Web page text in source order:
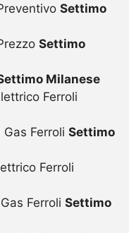
Settimo
Settimo
Milanese
Ferroli
Ferroli Settimo
Ferroli
Ferroli Settimo